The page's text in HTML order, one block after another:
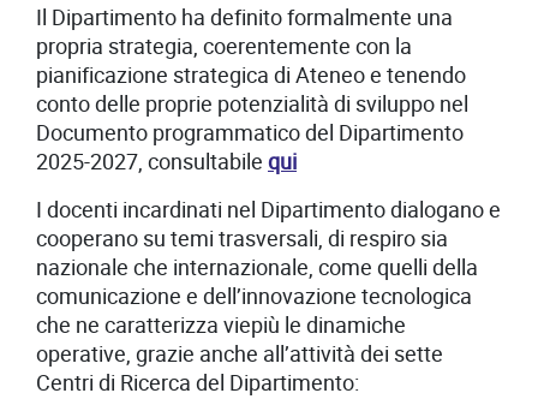
Il Dipartimento ha definito formalmente una
propria strategia, coerentemente con la
pianificazione strategica di Ateneo e tenendo
conto delle proprie potenzialità di sviluppo nel
Documento programmatico del Dipartimento
2025-2027, consultabile qui
I docenti incardinati nel Dipartimento dialogano e
cooperano su temi trasversali, di respiro sia
nazionale che internazionale, come quelli della
comunicazione e dell’innovazione tecnologica
che ne caratterizza viepiù le dinamiche
operative, grazie anche all’attività dei sette
Centri di Ricerca del Dipartimento: